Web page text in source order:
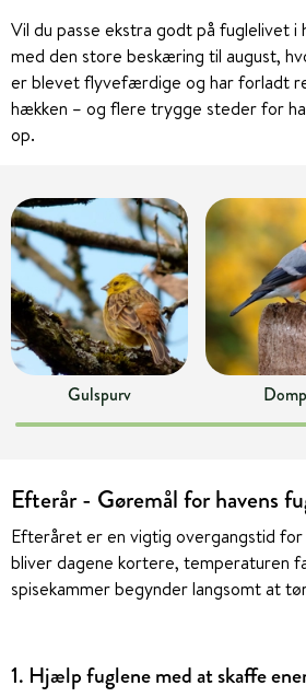
Vil du passe ekstra godt på fuglelivet i
med den store beskæring til august,
er blevet flyvefærdige og har forladt
hækken – og flere trygge steder for
op.
Gulspurv
Efterår - Gøremål for havens
Efteråret er en vigtig overgangstid for
bliver dagene kortere, temperaturen
spisekammer begynder langsomt at
1. Hjælp fuglene med at skaffe